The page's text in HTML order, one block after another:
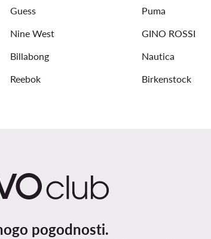
Guess Puma
Nine West GINO ROSSI
Billabong Nautica
Reebok Birkenstock
pogodnosti.